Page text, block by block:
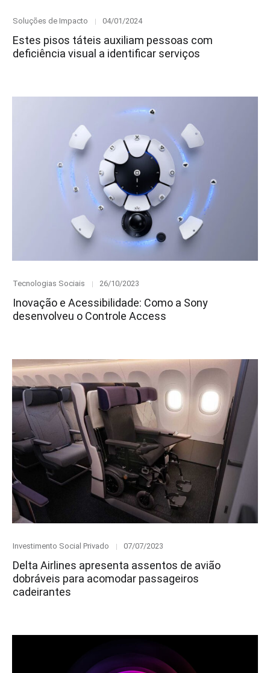
Category
Soluções de Impacto
Posted
04/01/2024
Estes pisos táteis auxiliam pessoas com
deficiência visual a identificar serviços
Category
Tecnologias Sociais
Posted
26/10/2023
Inovação e Acessibilidade: Como a Sony
desenvolveu o Controle Access
Category
Investimento Social Privado
Posted
07/07/2023
Delta Airlines apresenta assentos de avião
dobráveis para acomodar passageiros
cadeirantes